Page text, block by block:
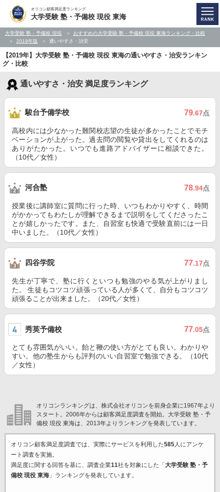
オリコン顧客満足度ランキング
大学受験 塾・予備校 現役 東海
大学受験 塾・予備校 現役
おすすめの大学受験 塾・予備校 現役 東海ランキング・比較
2019年版
通いやすさ・治安
【2019年】大学受験 塾・予備校 現役 東海の通いやすさ・治安ランキン
グ・比較
通いやすさ・治安 満足度ランキング
駿台予備学校 79.67点
高校内には少なかった難関校志望の生徒が多かったことでモチ
ベーションが上がった。過去問の閲覧や貸出をしてくれるのは
ありがたかった。いつでも進路アドバイザーに相談できた。
（10代／女性）
河合塾 78.94点
授業後に講師室に質問に行った時、いつもわかりやすく、時間
がかかってもわたしが理解できるまで説明をしてくださったこ
とが嬉しかったです。また、自習室も快適で受験直前には一日
中いました。（10代／女性）
四谷学院 77.17点
先生が丁寧で、塾に行くといつも勉強のやる気が上がりまし
た。 生徒もコツコツ頑張っている人が多くて、自分もコツコツ
頑張ることが出来ました。（20代／女性）
秀英予備校 77.05点
とても雰囲気がいい。飴と鞭の使い方がとても良い。わかりや
すい。他の塾生からも評判のいい自習室で勉強できる。（10代
／女性）
オリコンランキングは、株式会社オリコンを前身企業に1967年より
スタート。2006年からは顧客満足度調査を開始。大学受験 塾・予
備校 現役 東海は、2013年よりランキングを発表しています。
オリコン顧客満足度調査では、実際にサービスを利用した585人にアンケ
ート調査を実施。
満足度に関する回答を基に、調査企業11社を対象にした「 大学受験 塾・予
備校 現役 東海」ランキングを発表しています。